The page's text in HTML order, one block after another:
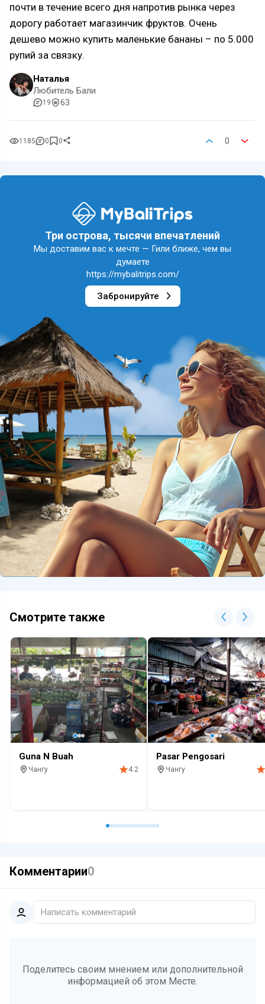
почти в течение всего дня напротив рынка через
дорогу работает магазинчик фруктов. Очень
дешево можно купить маленькие бананы – по 5.000
рупий за связку.
Наталья
Любитель Бали
19 63
1185 0 0 0
Три острова, тысячи впечатлений
Мы доставим вас к мечте — Гили ближе, чем вы
думаете
https://mybalitrips.com/
Забронируйте
Смотрите также
Guna N Buah
Чангу
4.2
Pasar Pengosari
Чангу
Комментарии0
Написать комментарий
Поделитесь своим мнением или дополнительной
информацией об этом Месте.